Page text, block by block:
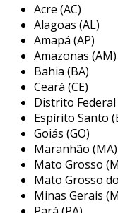
propriedades do
entre as principais
poliuretano,
alta
de calor,
energética.
evitando
leveza: a
Acre (AC)
Alagoas (AL)
Amapá (AP)
Amazonas (AM)
Bahia (BA)
Ceará (CE)
Distrito Federal
Espírito Santo
Goiás (GO)
Maranhão (MA)
Mato Grosso
Mato Grosso
Minas Gerais